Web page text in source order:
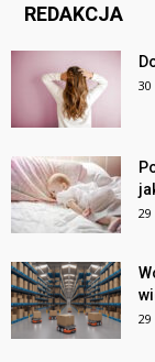
REDAKCJA
29
29